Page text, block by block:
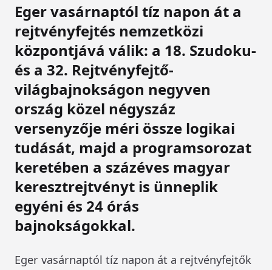
Eger vasárnaptól tíz napon át a
rejtvényfejtés nemzetközi
központjává válik: a 18. Szudoku-
és a 32. Rejtvényfejtő-
világbajnokságon negyven
ország közel négyszáz
versenyzője méri össze logikai
tudását, majd a programsorozat
keretében a százéves magyar
keresztrejtvényt is ünneplik
egyéni és 24 órás
bajnokságokkal.
Eger vasárnaptól tíz napon át a rejtvényfejtők